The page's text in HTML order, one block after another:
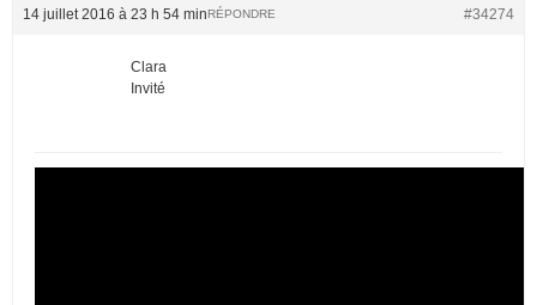
14 juillet 2016 à 23 h 54 min #34274
RÉPONDRE
Clara
Invité